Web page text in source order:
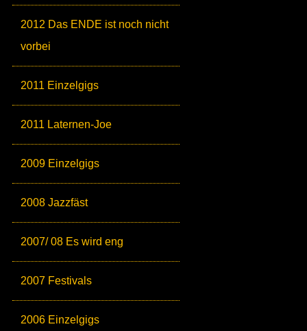
2012 Das ENDE ist noch nicht
vorbei
2011 Einzelgigs
2011 Laternen-Joe
2009 Einzelgigs
2008 Jazzfäst
2007/ 08 Es wird eng
2007 Festivals
2006 Einzelgigs